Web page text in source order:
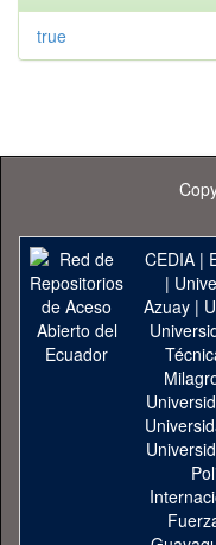
true
CEDIA|
|
Azuay|